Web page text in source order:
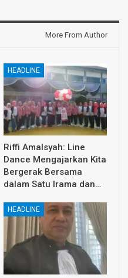
More From Author
HEADLINE
Riffi Amalsyah: Line
Dance Mengajarkan Kita
Bergerak Bersama
dalam Satu Irama dan…
HEADLINE